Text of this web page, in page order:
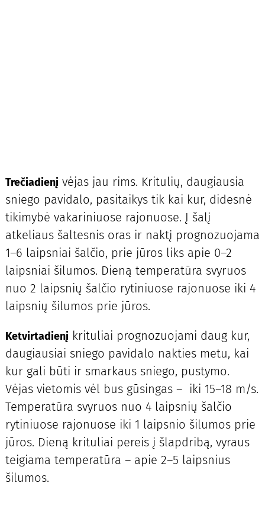
Trečiadienįvėjas jau rims. Kritulių, daugiausia
sniego pavidalo, pasitaikys tik kai kur, didesnė
tikimybė vakariniuose rajonuose. Į šalį
atkeliaus šaltesnis oras ir naktį prognozuojama
1–6 laipsniai šalčio, prie jūros liks apie 0–2
laipsniai šilumos. Dieną temperatūra svyruos
nuo 2 laipsnių šalčio rytiniuose rajonuose iki 4
laipsnių šilumos prie jūros.
Ketvirtadienįkrituliai prognozuojami daug kur,
daugiausiai sniego pavidalo nakties metu, kai
kur gali būti ir smarkaus sniego, pustymo.
Vėjas vietomis vėl bus gūsingas – iki 15–18 m/s.
Temperatūra svyruos nuo 4 laipsnių šalčio
rytiniuose rajonuose iki 1 laipsnio šilumos prie
jūros. Dieną krituliai pereis į šlapdribą, vyraus
teigiama temperatūra – apie 2–5 laipsnius
šilumos.